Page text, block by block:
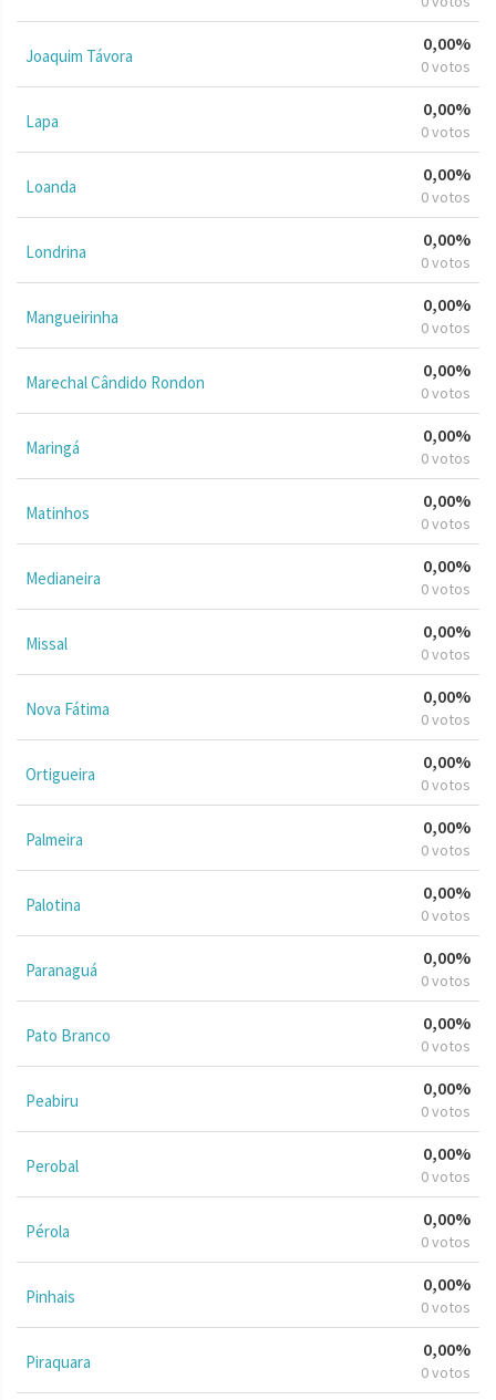
Joaquim Távora
0,00%
0 votos
Lapa
0,00%
0 votos
Loanda
0,00%
0 votos
Londrina
0,00%
0 votos
Mangueirinha
0,00%
0 votos
Marechal Cândido Rondon
0,00%
0 votos
Maringá
0,00%
0 votos
Matinhos
0,00%
0 votos
Medianeira
0,00%
0 votos
Missal
0,00%
0 votos
Nova Fátima
0,00%
0 votos
Ortigueira
0,00%
0 votos
Palmeira
0,00%
0 votos
Palotina
0,00%
0 votos
Paranaguá
0,00%
0 votos
Pato Branco
0,00%
0 votos
Peabiru
0,00%
0 votos
Perobal
0,00%
0 votos
Pérola
0,00%
0 votos
Pinhais
0,00%
0 votos
Piraquara
0,00%
0 votos